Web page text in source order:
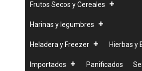
Frutos Secos y Cereales
Harinas y legumbres
Heladera y Freezer Hierbas y
Importados Panificados